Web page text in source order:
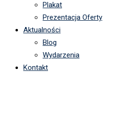
Plakat
Prezentacja Oferty
Aktualności
Blog
Wydarzenia
Kontakt